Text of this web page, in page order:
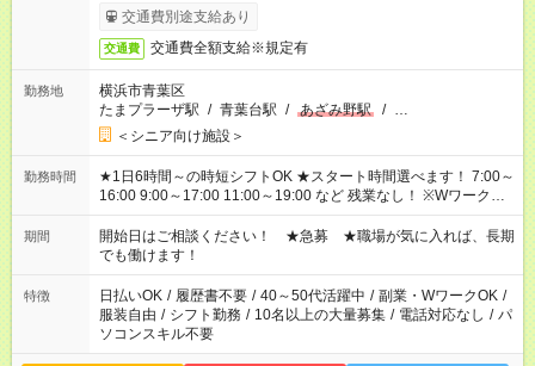
す。交通費別途支給あり
交通費 交通費全額支給※規定有
勤務地
横浜市青葉区
たまプラーザ駅 / 青葉台駅 / あざみ野駅 / …
＜シニア向け施設＞
勤務時間
★1日6時間～の時短シフトOK ★スタート時間選べます！ 7:00～
16:00 9:00～17:00 11:00～19:00 など 残業なし！ ※Wワークの
場合、他のお仕事と合わせ週40時間超の就業はご案内できませ
ん ※法令に基づき、週20時間以上勤務は社会保険への加入対象
となります ※労働者派遣法（日雇い派遣の原則禁止）により、
短時間・短期間の就業はご案内が難しい場合があります
期間
開始日はご相談ください！ ★急募 ★職場が気に入れば、長期
でも働けます！
特徴 日払いOK / 履歴書不要 / 40～50代活躍中 / 副業・WワークOK /
服装自由 / シフト勤務 / 10名以上の大量募集 / 電話対応なし / パ
ソコンスキル不要